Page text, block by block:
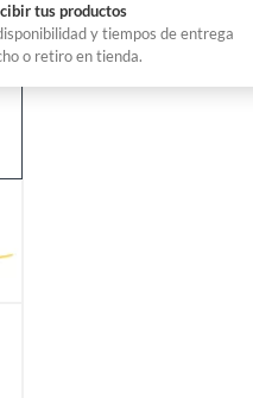
tus productos
y tiempos de entrega
o retiro en tienda.
Libros, papelería y